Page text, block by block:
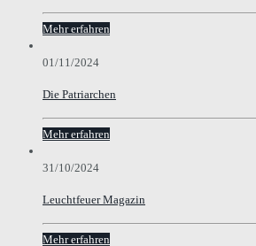
Mehr erfahren
01/11/2024
Die Patriarchen
Mehr erfahren
31/10/2024
Leuchtfeuer Magazin
Mehr erfahren